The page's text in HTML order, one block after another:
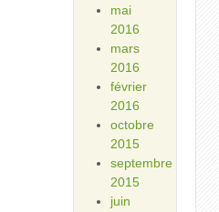
mai
2016
mars
2016
février
2016
octobre
2015
septembre
2015
juin